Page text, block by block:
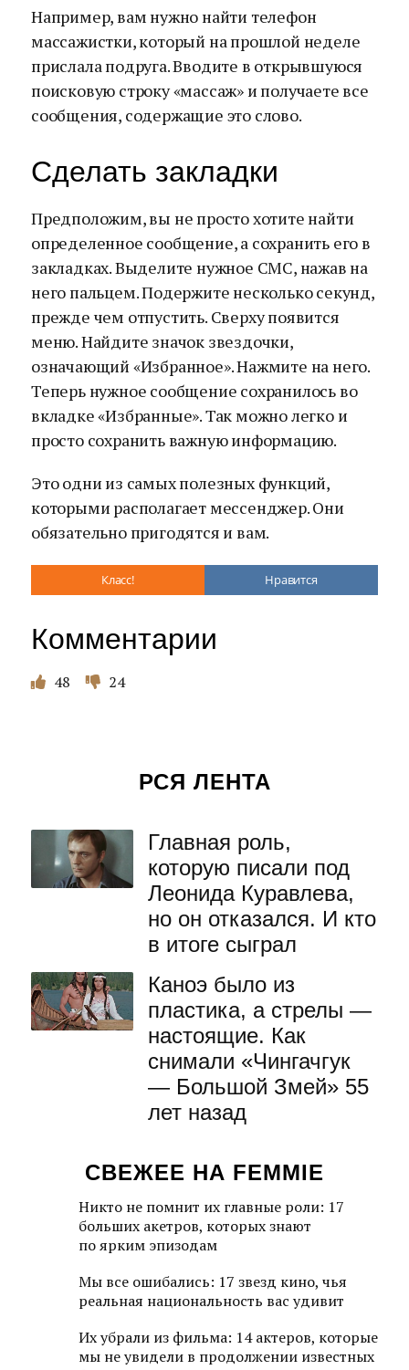
Например, вам нужно найти телефон
массажистки, который на прошлой неделе
прислала подруга. Вводите в открывшуюся
поисковую строку «массаж» и получаете все
сообщения, содержащие это слово.
Сделать закладки
Предположим, вы не просто хотите найти
определенное сообщение, а сохранить его в
закладках. Выделите нужное СМС, нажав на
него пальцем. Подержите несколько секунд,
прежде чем отпустить. Сверху появится
меню. Найдите значок звездочки,
означающий «Избранное». Нажмите на него.
Теперь нужное сообщение сохранилось во
вкладке «Избранные». Так можно легко и
просто сохранить важную информацию.
Это одни из самых полезных функций,
которыми располагает мессенджер. Они
обязательно пригодятся и вам.
Класс! Нравится
Комментарии
48 24
РСЯ ЛЕНТА
Главная роль,
которую писали под
Леонида Куравлева,
но он отказался. И кто
в итоге сыграл
Каноэ было из
пластика, а стрелы —
настоящие. Как
снимали «Чингачгук
— Большой Змей» 55
лет назад
СВЕЖЕЕ НА FEMMIE
Никто не помнит их главные роли: 17
больших акетров, которых знают
по ярким эпизодам
Мы все ошибались: 17 звезд кино, чья
реальная национальность вас удивит
Их убрали из фильма: 14 актеров, которые
мы не увидели в продолжении известных